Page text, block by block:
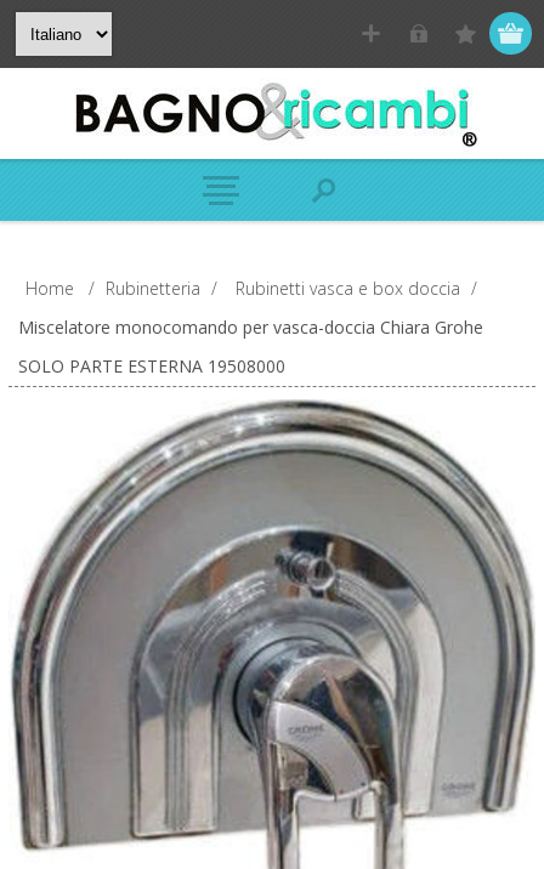
Home / Rubinetteria / Rubinetti vasca e box doccia /
Miscelatore monocomando per vasca-doccia Chiara Grohe
SOLO PARTE ESTERNA 19508000